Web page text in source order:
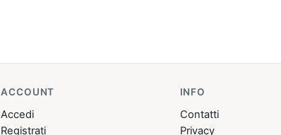
ACCOUNT
Accedi
Registrati
INFO
Contatti
Privacy